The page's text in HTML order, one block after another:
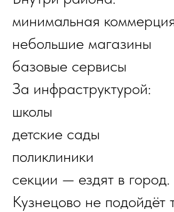
минимальная
небольшие магазины
базовые сервисы
За инфраструктурой:
школы
детские сады
поликлиники
секции — ездят в город.
Кузнецово не подойдёт